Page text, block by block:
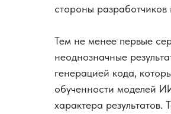
стороны
Тем не менее первые
неоднозначные
генерацией кода,
обученности моделей
характера